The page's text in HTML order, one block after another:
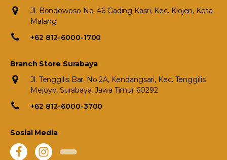
Jl. Bondowoso No. 46 Gading Kasri, Kec. Klojen, Kota
Malang
+62 812-6000-1700
Branch Store Surabaya
Jl. Tenggilis Bar. No.2A, Kendangsari, Kec. Tenggilis
Mejoyo, Surabaya, Jawa Timur 60292
+62 812-6000-3700
Sosial Media